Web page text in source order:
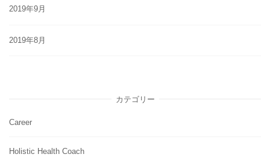
2019年9月
2019年8月
カテゴリー
Career
Holistic Health Coach